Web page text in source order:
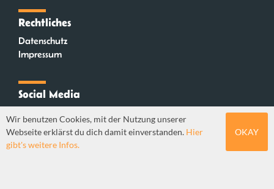
Rechtliches
Datenschutz
Impressum
Social Media
Mastodon
Wir benutzen Cookies, mit der Nutzung unserer
Webseite erklärst du dich damit einverstanden. Hier
gibt's weitere Infos.
OKAY